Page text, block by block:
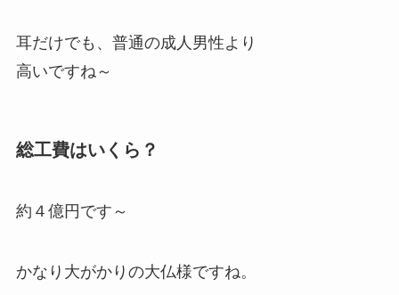
耳だけでも、普通の成人男性より
高いですね～
総工費はいくら？
約４億円です～
かなり大がかりの大仏様ですね。